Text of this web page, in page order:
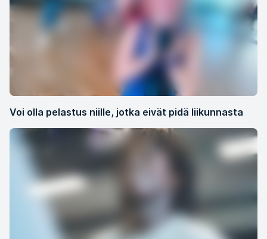
Voi olla pelastus niille, jotka eivät pidä liikunnasta